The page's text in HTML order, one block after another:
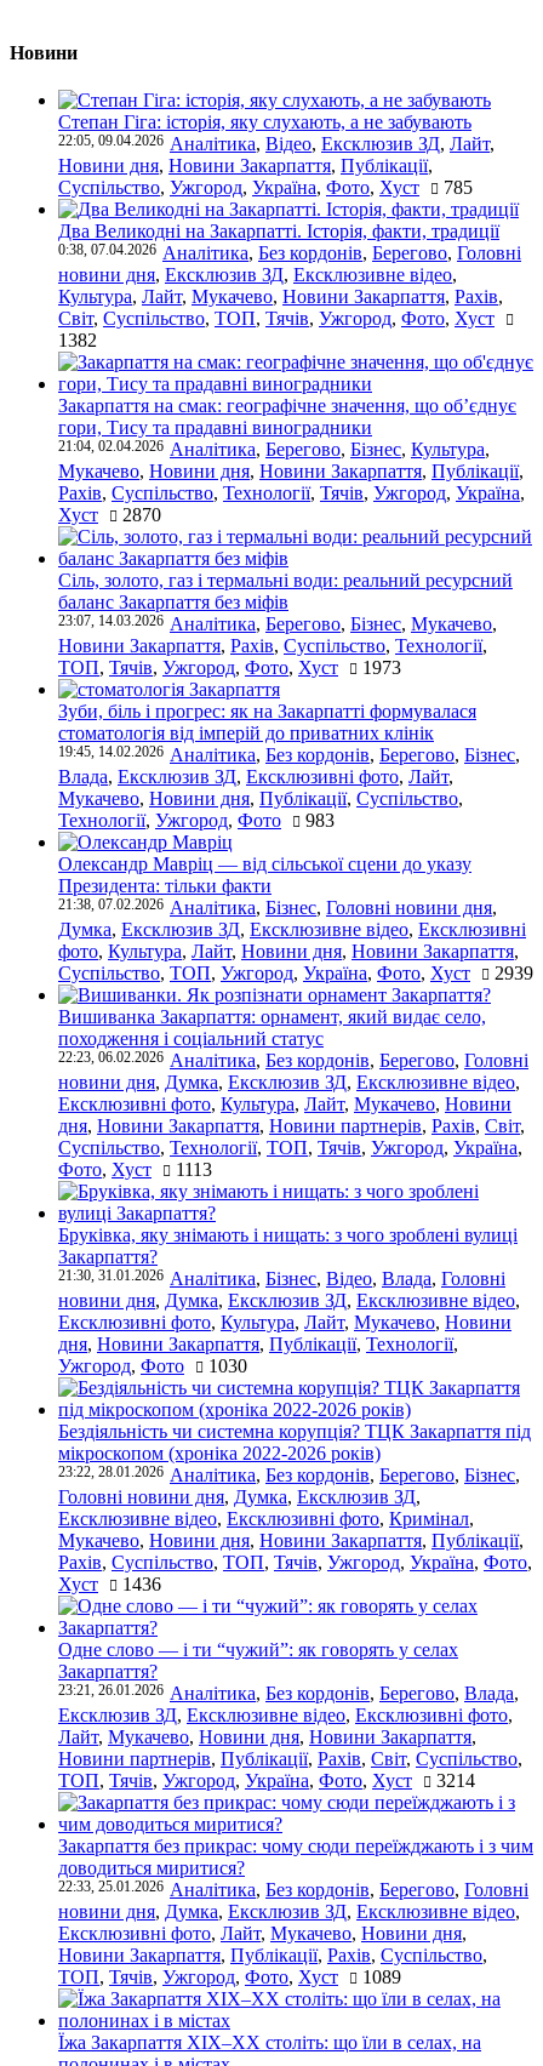
Новини
Степан Гіга: історія, яку слухають, а не забувають
22:05, 09.04.2026 Аналітика, Відео, Ексклюзив ЗД, Лайт,
Новини дня, Новини Закарпаття, Публікації,
Суспільство, Ужгород, Україна, Фото, Хуст 785
Два Великодні на Закарпатті. Історія, факти, традиції
0:38, 07.04.2026 Аналітика, Без кордонів, Берегово, Головні
новини дня, Ексклюзив ЗД, Ексклюзивне відео,
Культура, Лайт, Мукачево, Новини Закарпаття, Рахів,
Світ, Суспільство, ТОП, Тячів, Ужгород, Фото, Хуст
1382
Закарпаття на смак: географічне значення, що об’єднує
гори, Тису та прадавні виноградники
21:04, 02.04.2026 Аналітика, Берегово, Бізнес, Культура,
Мукачево, Новини дня, Новини Закарпаття, Публікації,
Рахів, Суспільство, Технології, Тячів, Ужгород, Україна,
Хуст
2870
Сіль, золото, газ і термальні води: реальний ресурсний
баланс Закарпаття без міфів
23:07, 14.03.2026 Аналітика, Берегово, Бізнес, Мукачево,
Новини Закарпаття, Рахів, Суспільство, Технології,
ТОП, Тячів, Ужгород, Фото, Хуст 1973
Зуби, біль і прогрес: як на Закарпатті формувалася
стоматологія від імперій до приватних клінік
19:45, 14.02.2026 Аналітика, Без кордонів, Берегово, Бізнес,
Влада, Ексклюзив ЗД, Ексклюзивні фото, Лайт,
Мукачево, Новини дня, Публікації, Суспільство,
Технології, Ужгород, Фото 983
Олександр Мавріц — від сільської сцени до указу
Президента: тільки факти
21:38, 07.02.2026 Аналітика, Бізнес, Головні новини дня,
Думка, Ексклюзив ЗД, Ексклюзивне відео, Ексклюзивні
фото, Культура, Лайт, Новини дня, Новини Закарпаття,
Суспільство, ТОП, Ужгород, Україна, Фото, Хуст 2939
Вишиванка Закарпаття: орнамент, який видає село,
походження і соціальний статус
22:23, 06.02.2026 Аналітика, Без кордонів, Берегово, Головні
новини дня, Думка, Ексклюзив ЗД, Ексклюзивне відео,
Ексклюзивні фото, Культура, Лайт, Мукачево, Новини
дня, Новини Закарпаття, Новини партнерів, Рахів, Світ,
Суспільство, Технології, ТОП, Тячів, Ужгород, Україна,
Фото, Хуст 1113
Бруківка, яку знімають і нищать: з чого зроблені вулиці
Закарпаття?
21:30, 31.01.2026 Аналітика, Бізнес, Відео, Влада, Головні
новини дня, Думка, Ексклюзив ЗД, Ексклюзивне відео,
Ексклюзивні фото, Культура, Лайт, Мукачево, Новини
дня, Новини Закарпаття, Публікації, Технології,
Ужгород, Фото 1030
Бездіяльність чи системна корупція? ТЦК Закарпаття під
мікроскопом (хроніка 2022-2026 років)
23:22, 28.01.2026 Аналітика, Без кордонів, Берегово, Бізнес,
Головні новини дня, Думка, Ексклюзив ЗД,
Ексклюзивне відео, Ексклюзивні фото, Кримінал,
Мукачево, Новини дня, Новини Закарпаття, Публікації,
Рахів, Суспільство, ТОП, Тячів, Ужгород, Україна, Фото,
Хуст
1436
Одне слово — і ти “чужий”: як говорять у селах
Закарпаття?
23:21, 26.01.2026 Аналітика, Без кордонів, Берегово, Влада,
Ексклюзив ЗД, Ексклюзивне відео, Ексклюзивні фото,
Лайт, Мукачево, Новини дня, Новини Закарпаття,
Новини партнерів, Публікації, Рахів, Світ, Суспільство,
ТОП, Тячів, Ужгород, Україна, Фото, Хуст 3214
Закарпаття без прикрас: чому сюди переїжджають і з чим
доводиться миритися?
22:33, 25.01.2026 Аналітика, Без кордонів, Берегово, Головні
новини дня, Думка, Ексклюзив ЗД, Ексклюзивне відео,
Ексклюзивні фото, Лайт, Мукачево, Новини дня,
Новини Закарпаття, Публікації, Рахів, Суспільство,
ТОП, Тячів, Ужгород, Фото, Хуст 1089
Їжа Закарпаття ХІХ–ХХ століть: що їли в селах, на